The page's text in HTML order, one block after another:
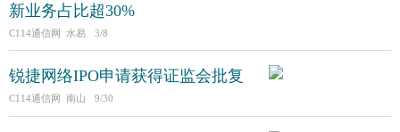
新业务占比超30%
C114通信网 水易 3/8
锐捷网络IPO申请获得证监会批复
C114通信网 南山 9/30